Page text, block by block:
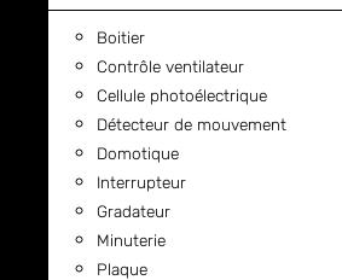
Boitier
Contrôle ventilateur
Cellule photoélectrique
Détecteur de mouvement
Domotique
Interrupteur
Gradateur
Minuterie
Plaque